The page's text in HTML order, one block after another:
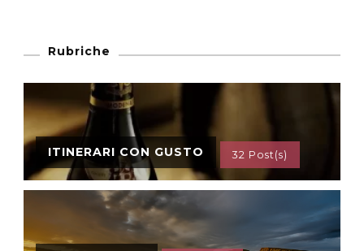
Rubriche
ITINERARI CON GUSTO 32 Post(s)